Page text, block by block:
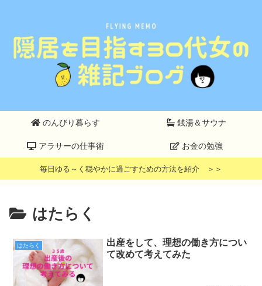
のんびり暮らす 銭湯＆サウナ
アラサーの仕事術 お金の勉強
毎日ゆる～く穏やかに過ごすための方法を紹介 ＞＞
はたらく
はたらく
出産をして、理想の働き方につい
て改めて考えてみた